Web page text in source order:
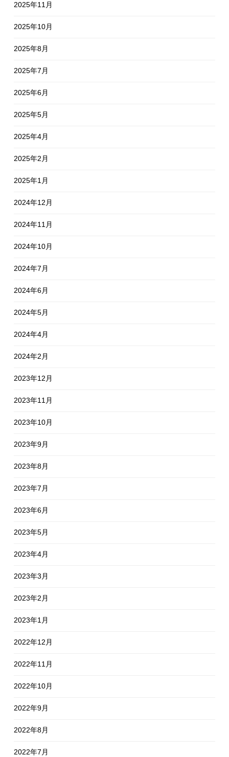
2025年11月
2025年10月
2025年8月
2025年7月
2025年6月
2025年5月
2025年4月
2025年2月
2025年1月
2024年12月
2024年11月
2024年10月
2024年7月
2024年6月
2024年5月
2024年4月
2024年2月
2023年12月
2023年11月
2023年10月
2023年9月
2023年8月
2023年7月
2023年6月
2023年5月
2023年4月
2023年3月
2023年2月
2023年1月
2022年12月
2022年11月
2022年10月
2022年9月
2022年8月
2022年7月